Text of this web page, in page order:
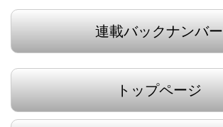
連載バックナンバー
トップページ